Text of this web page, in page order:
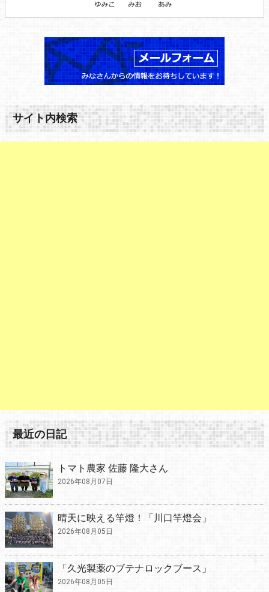
サイト内検索
最近の日記
トマト農家 佐藤 隆大さん
2026年08月07日
晴天に映える竿燈！「川口竿燈会」
2026年08月05日
「久光製薬のブテナロックブース」
2026年08月05日